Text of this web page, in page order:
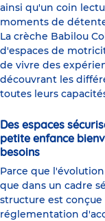
ainsi qu'un coin
moments de
La crèche Babilou
d'espaces de
de vivre des
découvrant les
toutes leurs
Des espaces
petite enfance
besoins
Parce que
que dans un cadre
structure est
réglementation